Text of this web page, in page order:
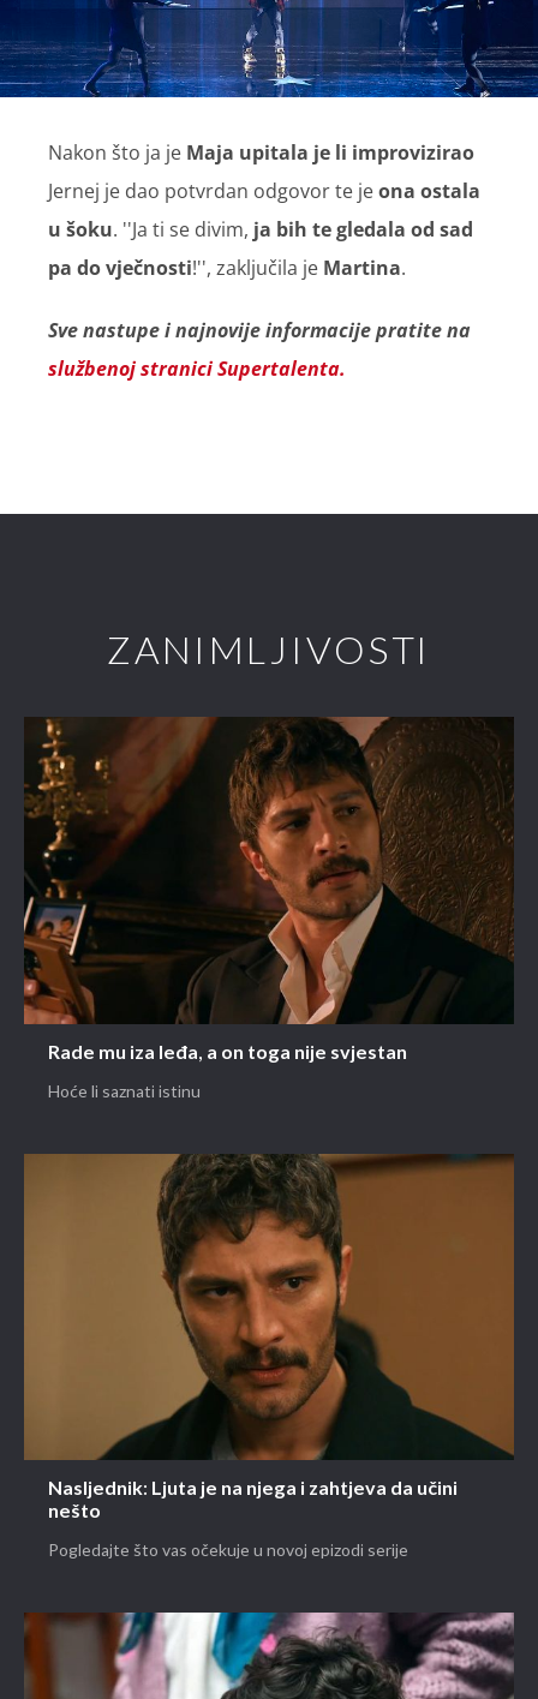
Nakon što ja je Maja upitala je li improvizirao
Jernej je dao potvrdan odgovor te jeona ostala
u šoku. ''Ja ti se divim, ja bih te gledala od sad
pa do vječnosti!'', zaključila je Martina.
Sve nastupe i najnovije informacije pratite na
službenoj stranici Supertalenta.
ZANIMLJIVOSTI
Rade mu iza leđa, a on toga nije svjestan
Hoće li saznati istinu
Nasljednik: Ljuta je na njega i zahtjeva da učini
nešto
Pogledajte što vas očekuje u novoj epizodi serije